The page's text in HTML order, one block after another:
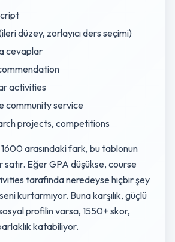
düzey, zorlayıcı ders seçimi)
cevaplar
activities
community service
projects, competitions
arasındaki fark, bu tablonun
satır. Eğer GPA düşükse, course
tarafında neredeyse hiçbir şey
kurtarmıyor. Buna karşılık, güçlü
profilin varsa, 1550+ skor,
katabiliyor.